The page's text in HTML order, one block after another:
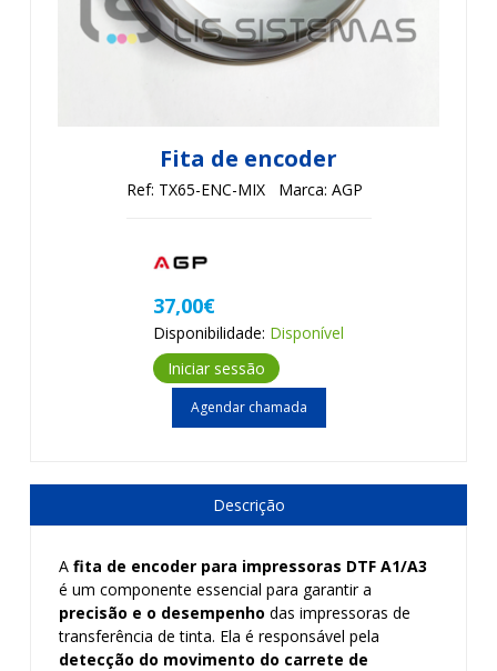
Fita de encoder
Ref: TX65-ENC-MIX Marca: AGP
37,00€
Disponibilidade: Disponível
Iniciar sessão
Agendar chamada
Descrição
A fita de encoder para impressoras DTF A1/A3
é um componente essencial para garantir a
precisão e o desempenho das impressoras de
transferência de tinta. Ela é responsável pela
detecção do movimento do carrete de